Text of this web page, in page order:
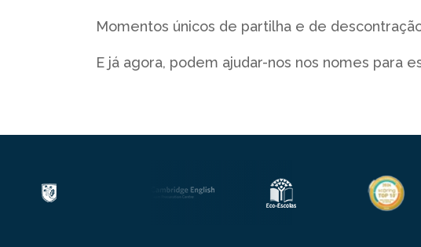
Momentos únicos de partilha e de
E já agora, podem ajudar-nos nos nomes para